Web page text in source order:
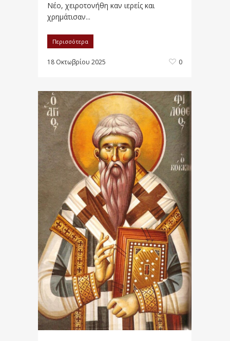
Νέο, χειροτονήθη καν ιερείς και
χρημάτισαν...
Περισσότερα
18 Οκτωβρίου 2025 0